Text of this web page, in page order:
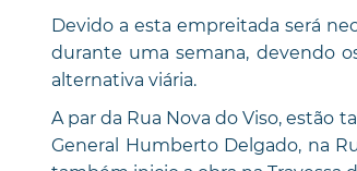
Devido a esta empreitada será
durante uma semana, devendo
alternativa viária.
A par da Rua Nova do Viso, estão
General Humberto Delgado, na